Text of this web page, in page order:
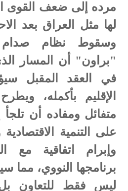
مرده إلى ضعف القوى
لها مثل العراق بعد
وسقوط نظام صدام
"براون" أن المسار
في العقد المقبل
الإقليم بأكمله،
متفائل ومفاده أن تلجأ
على التنمية
وإبرام اتفاقية
برنامجها النووي، مما
ليس فقط للتعاون بل